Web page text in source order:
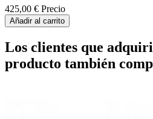
425,00 € Precio
Añadir al carrito
Los clientes que
producto también